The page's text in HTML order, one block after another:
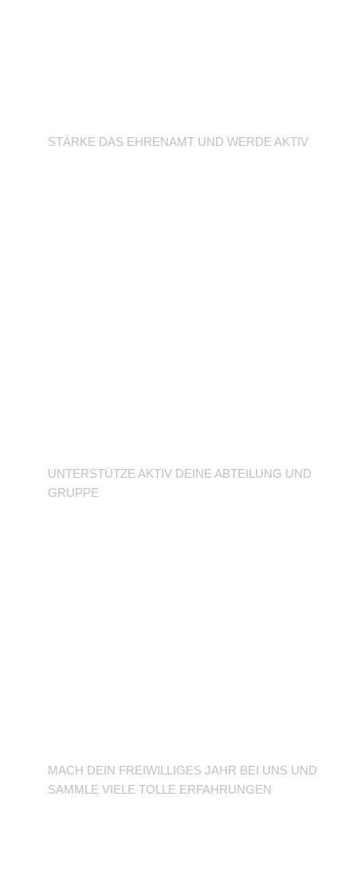
STÄRKE DAS EHRENAMT UND WERDE AKTIV
UNTERSTÜTZE AKTIV DEINE ABTEILUNG UND
GRUPPE
MACH DEIN FREIWILLIGES JAHR BEI UNS UND
SAMMLE VIELE TOLLE ERFAHRUNGEN